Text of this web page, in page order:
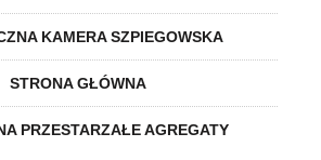
KAMERA SZPIEGOWSKA
STRONA GŁÓWNA
PRZESTARZAŁE AGREGATY